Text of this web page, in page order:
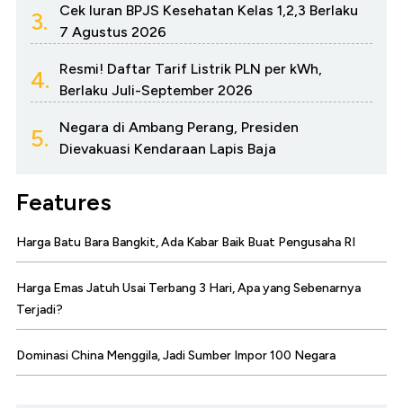
3.
Cek Iuran BPJS Kesehatan Kelas 1,2,3 Berlaku
7 Agustus 2026
4.
Resmi! Daftar Tarif Listrik PLN per kWh,
Berlaku Juli-September 2026
5.
Negara di Ambang Perang, Presiden
Dievakuasi Kendaraan Lapis Baja
Features
Harga Batu Bara Bangkit, Ada Kabar Baik Buat Pengusaha RI
Harga Emas Jatuh Usai Terbang 3 Hari, Apa yang Sebenarnya
Terjadi?
Dominasi China Menggila, Jadi Sumber Impor 100 Negara